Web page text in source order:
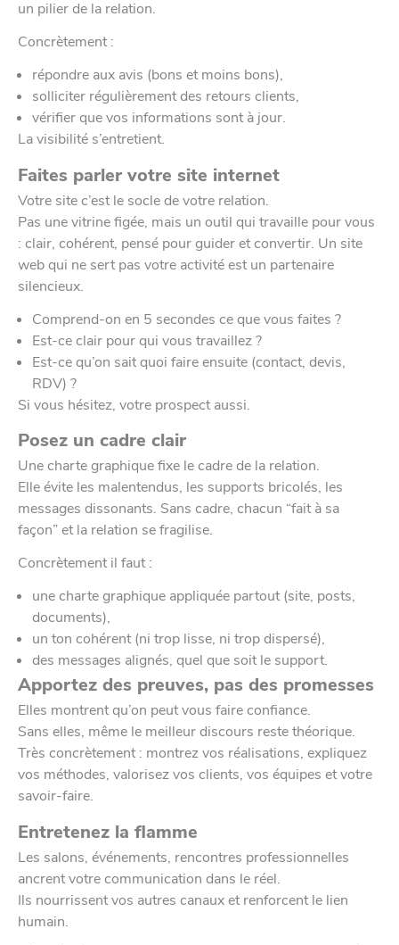
un pilier de la relation.
Concrètement :
répondre aux avis (bons et moins bons),
solliciter régulièrement des retours clients,
vérifier que vos informations sont à jour.
La visibilité s’entretient.
Faites parler votre site internet
Votre site c’est le socle de votre relation.
Pas une vitrine figée, mais un outil qui travaille pour vous
: clair, cohérent, pensé pour guider et convertir. Un site
web qui ne sert pas votre activité est un partenaire
silencieux.
Comprend-on en 5 secondes ce que vous faites ?
Est-ce clair pour qui vous travaillez ?
Est-ce qu’on sait quoi faire ensuite (contact, devis,
RDV) ?
Si vous hésitez, votre prospect aussi.
Posez un cadre clair
Une charte graphique fixe le cadre de la relation.
Elle évite les malentendus, les supports bricolés, les
messages dissonants. Sans cadre, chacun “fait à sa
façon” et la relation se fragilise.
Concrètement il faut :
une charte graphique appliquée partout (site, posts,
documents),
un ton cohérent (ni trop lisse, ni trop dispersé),
des messages alignés, quel que soit le support.
Apportez des preuves, pas des promesses
Elles montrent qu’on peut vous faire confiance.
Sans elles, même le meilleur discours reste théorique.
Très concrètement : montrez vos réalisations, expliquez
vos méthodes, valorisez vos clients, vos équipes et votre
savoir-faire.
Entretenez la flamme
Les salons, événements, rencontres professionnelles
ancrent votre communication dans le réel.
Ils nourrissent vos autres canaux et renforcent le lien
humain.